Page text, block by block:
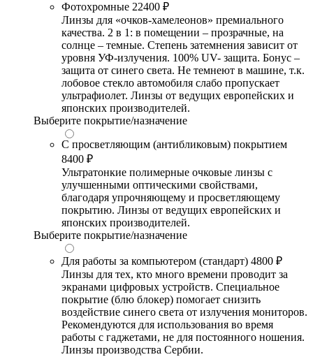
Фотохромные 22400 ₽
Линзы для «очков-хамелеонов» премиального
качества. 2 в 1: в помещении – прозрачные, на
солнце – темные. Степень затемнения зависит от
уровня УФ-излучения. 100% UV- защита. Бонус –
защита от синего света. Не темнеют в машине, т.к.
лобовое стекло автомобиля слабо пропускает
ультрафиолет. Линзы от ведущих европейских и
японских производителей.
Выберите покрытие/назначение
С просветляющим (антибликовым) покрытием
8400 ₽
Ультратонкие полимерные очковые линзы с
улучшенными оптическими свойствами,
благодаря упрочняющему и просветляющему
покрытию. Линзы от ведущих европейских и
японских производителей.
Выберите покрытие/назначение
Для работы за компьютером (стандарт) 4800 ₽
Линзы для тех, кто много времени проводит за
экранами цифровых устройств. Специальное
покрытие (блю блокер) помогает снизить
воздействие синего света от излучения мониторов.
Рекомендуются для использования во время
работы с гаджетами, не для постоянного ношения.
Линзы производства Сербии.